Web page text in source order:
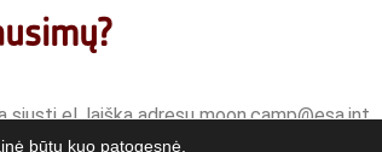
siųsti el. laišką adresu moon.camp@esa.int
būtų kuo patogesnė.